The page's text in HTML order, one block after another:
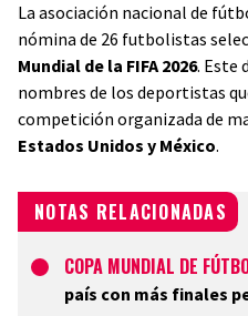
La asociación nacional de
nómina de 26 futbolistas
Mundial de la FIFA 2026. Este
nombres de los deportistas
competición organizada de
Estados Unidos y México.
NOTAS RELACIONADAS
COPA MUNDIAL DE
país con más finales